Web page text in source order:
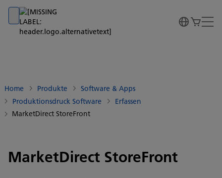
Go to banner
Go to content
Go to footer
Home Produkte
Software & Apps
Produktionsdruck Software
Erfassen
MarketDirect StoreFront
MarketDirect StoreFront